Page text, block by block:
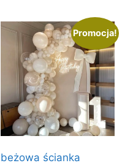
Promocja!
beżowa ścianka